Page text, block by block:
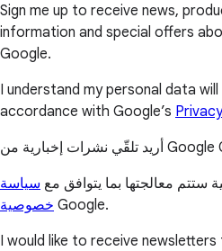
Sign me up to receive news,
information and special offers
Google.
I understand my personal data
accordance with Google’s
ستتم معالجتها بما يتوافق مع سياسة
خصوصية Google.
I would like to receive